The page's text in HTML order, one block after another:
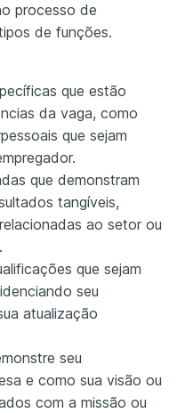
processo de
de funções.
que estão
da vaga, como
que sejam
que demonstram
tangíveis,
ao setor ou
que sejam
seu
atualização
seu
e como sua visão ou
com a missão ou